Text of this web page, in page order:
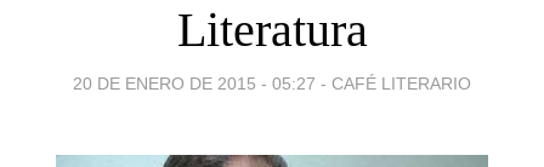
Literatura
20 DE ENERO DE 2015 - 05:27 - CAFÉ LITERARIO